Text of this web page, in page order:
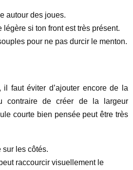
autour des joues.
légère si ton front est très présent.
pour ne pas durcir le menton.
faut éviter d’ajouter encore de la
contraire de créer de la largeur
courte bien pensée peut être très
sur les côtés.
raccourcir visuellement le